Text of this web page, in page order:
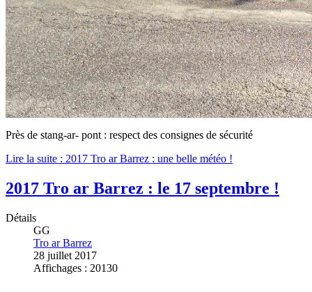
Près de stang-ar- pont : respect des consignes de sécurité
Lire la suite : 2017 Tro ar Barrez : une belle météo !
2017 Tro ar Barrez : le 17 septembre !
Détails
GG
Tro ar Barrez
28 juillet 2017
Affichages : 20130